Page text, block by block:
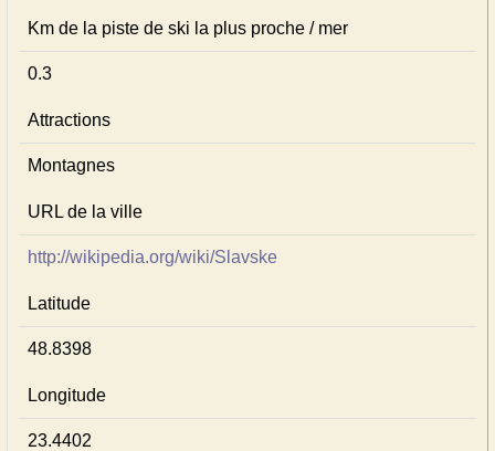
Km de la piste de ski la plus proche / mer
0.3
Attractions
Montagnes
URL de la ville
http://wikipedia.org/wiki/Slavske
Latitude
48.8398
Longitude
23.4402